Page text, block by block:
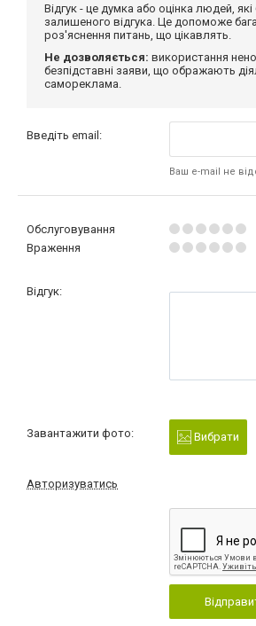
Відгук - це думка або оцінка людей,
залишеного відгука. Це допоможе
роз'яснення питань, що цікавлять.
Не дозволяється: використання
безпідставні заяви, що ображають
самореклама.
Введіть email:
Ваш e-mail не
Обслуговування
Враження
Відгук:
Завантажити фото: Вибрати
Авторизуватись